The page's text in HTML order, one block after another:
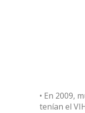
• En 2009,
tenían el